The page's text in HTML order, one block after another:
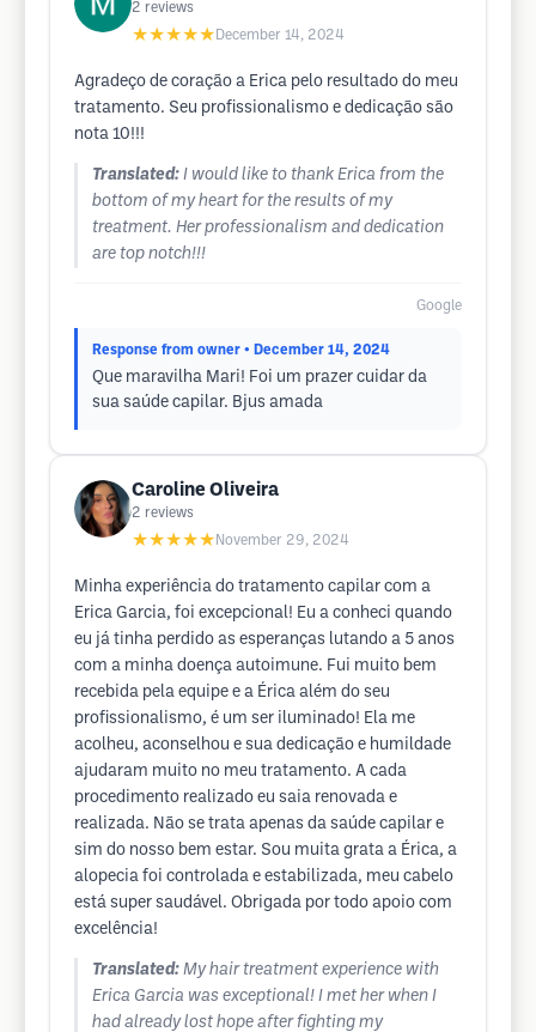
2 reviews
★★★★★ December 14, 2024
Agradeço de coração a Erica pelo resultado do meu
tratamento. Seu profissionalismo e dedicação são
nota 10!!!
Translated: I would like to thank Erica from the
bottom of my heart for the results of my
treatment. Her professionalism and dedication
are top notch!!!
Google
Response from owner • December 14, 2024
Que maravilha Mari! Foi um prazer cuidar da
sua saúde capilar. Bjus amada
Caroline Oliveira
2 reviews
★★★★★ November 29, 2024
Minha experiência do tratamento capilar com a
Erica Garcia, foi excepcional! Eu a conheci quando
eu já tinha perdido as esperanças lutando a 5 anos
com a minha doença autoimune. Fui muito bem
recebida pela equipe e a Érica além do seu
profissionalismo, é um ser iluminado! Ela me
acolheu, aconselhou e sua dedicação e humildade
ajudaram muito no meu tratamento. A cada
procedimento realizado eu saia renovada e
realizada. Não se trata apenas da saúde capilar e
sim do nosso bem estar. Sou muita grata a Érica, a
alopecia foi controlada e estabilizada, meu cabelo
está super saudável. Obrigada por todo apoio com
excelência!
Translated: My hair treatment experience with
Erica Garcia was exceptional! I met her when I
had already lost hope after fighting my